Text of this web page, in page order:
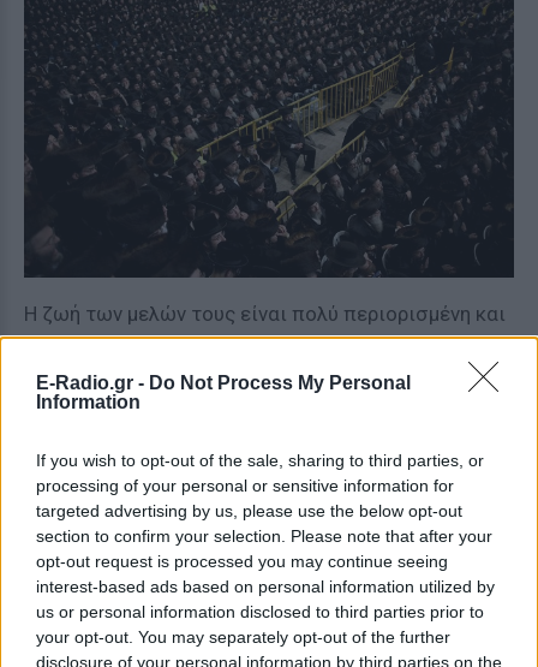
E-Radio.gr - Do Not Process My Personal
Information
If you wish to opt-out of the sale, sharing to third parties, or
processing of your personal or sensitive information for
targeted advertising by us, please use the below opt-out
section to confirm your selection. Please note that after your
opt-out request is processed you may continue seeing
interest-based ads based on personal information utilized by
us or personal information disclosed to third parties prior to
your opt-out. You may separately opt-out of the further
disclosure of your personal information by third parties on the
Η ζωή των μελών τους είναι πολύ περιορισμένη και
καθορισμένη από αυστηρούς κανόνες, με κύριο
συστατικό την προσευχή, τη μελέτη της θρησκείας
και τη δημιουργία οικογένειας, ενώ απαγορεύεται
πρόσβαση στο Ίντερνετ και σε έντυπα με θέματα
κοσμικά, προσθέτει το δημοσίευμα.